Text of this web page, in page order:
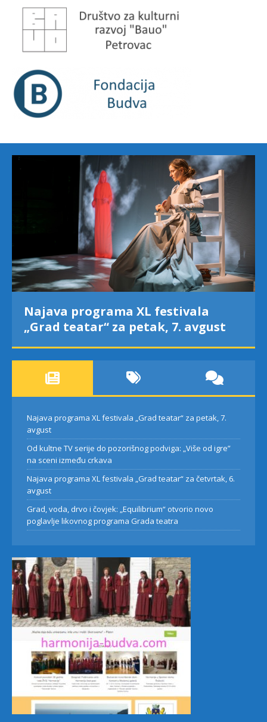
Najava programa XL festivala
„Grad teatar“ za petak, 7. avgust
Najava programa XL festivala „Grad teatar“ za petak, 7.
avgust
Od kultne TV serije do pozorišnog podviga: „Više od igre”
na sceni između crkava
Najava programa XL festivala „Grad teatar“ za četvrtak, 6.
avgust
Grad, voda, drvo i čovjek: „Equilibrium“ otvorio novo
poglavlje likovnog programa Grada teatra